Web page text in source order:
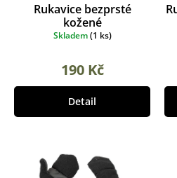
Rukavice bezprsté
kožené
Skladem(1 ks)
190 Kč
Detail